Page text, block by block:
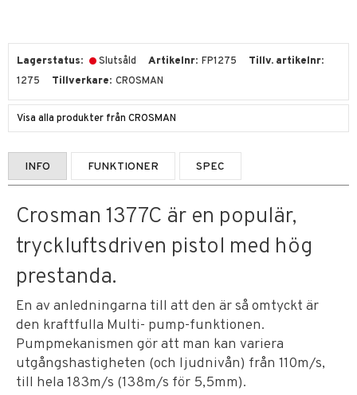
Lagerstatus Slutsåld Artikelnr FP1275
Tillv. artikelnr
1275
Tillverkare CROSMAN
Visa alla produkter från CROSMAN
INFO FUNKTIONER SPEC
Crosman 1377C är en populär,
tryckluftsdriven pistol med hög
prestanda.
En av anledningarna till att den är så omtyckt är
den kraftfulla Multi- pump-funktionen.
Pumpmekanismen gör att man kan variera
utgångshastigheten (och ljudnivån) från 110m/s,
till hela 183m/s (138m/s för 5,5mm).